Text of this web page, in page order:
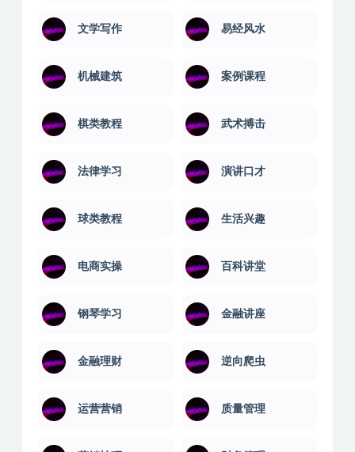
文学写作 易经风水
机械建筑 案例课程
棋类教程 武术搏击
法律学习 演讲口才
球类教程 生活兴趣
电商实操 百科讲堂
钢琴学习 金融讲座
金融理财 逆向爬虫
运营营销 质量管理